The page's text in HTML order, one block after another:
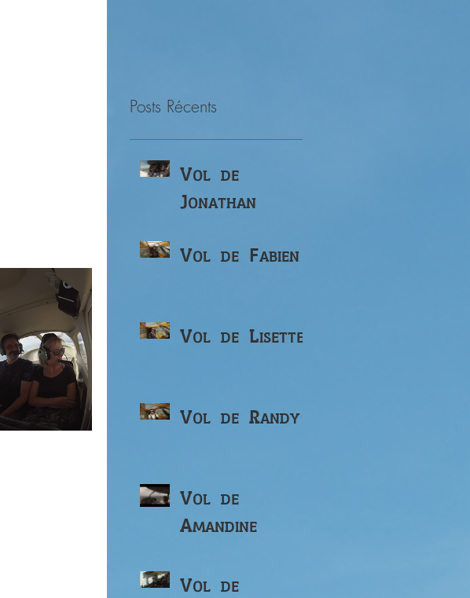
Posts Récents
Vol de
Jonathan
Vol de Fabien
Vol de Lisette
Vol de Randy
Vol de
Amandine
Vol de